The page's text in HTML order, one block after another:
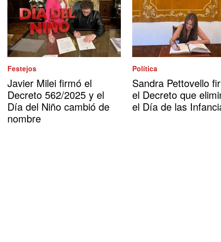
Festejos
Javier Milei firmó el
Decreto 562/2025 y el
Día del Niño cambió de
nombre
Política
Sandra Pettovello
el Decreto que
el Día de las